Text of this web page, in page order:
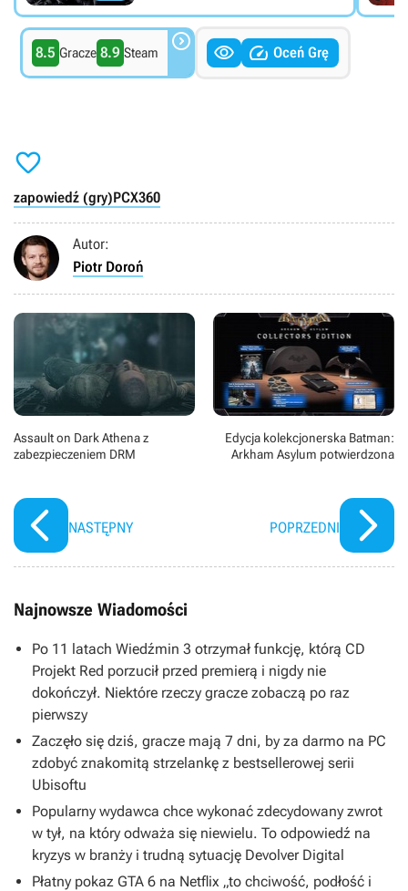
8.5 Gracze 8.9 Steam    Oceń Grę

zapowiedź (gry)PCX360
Autor:
Piotr Doroń
Assault on Dark Athena z
zabezpieczeniem DRM
NASTĘPNY
Edycja kolekcjonerska Batman:
Arkham Asylum potwierdzona
POPRZEDNI
Najnowsze Wiadomości
Po 11 latach Wiedźmin 3 otrzymał funkcję, którą CD
Projekt Red porzucił przed premierą i nigdy nie
dokończył. Niektóre rzeczy gracze zobaczą po raz
pierwszy
Zaczęło się dziś, gracze mają 7 dni, by za darmo na PC
zdobyć znakomitą strzelankę z bestsellerowej serii
Ubisoftu
Popularny wydawca chce wykonać zdecydowany zwrot
w tył, na który odważa się niewielu. To odpowiedź na
kryzys w branży i trudną sytuację Devolver Digital
Płatny pokaz GTA 6 na Netflix „to chciwość, podłość i